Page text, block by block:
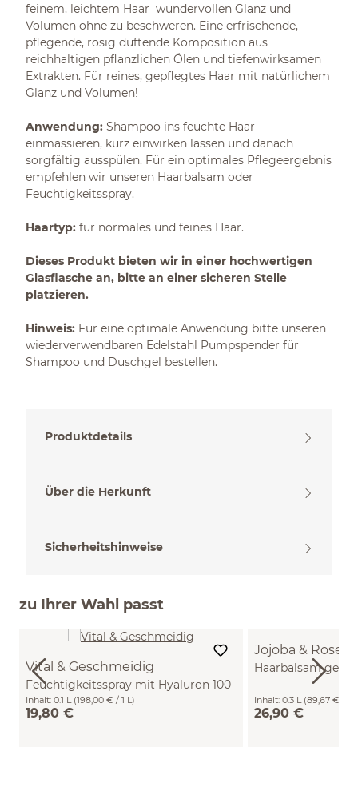
feinem, leichtem Haar wundervollen Glanz und
Volumen ohne zu beschweren. Eine erfrischende,
pflegende, rosig duftende Komposition aus
reichhaltigen pflanzlichen Ölen und tiefenwirksamen
Extrakten. Für reines, gepflegtes Haar mit natürlichem
Glanz und Volumen!
Anwendung: Shampoo ins feuchte Haar
einmassieren, kurz einwirken lassen und danach
sorgfältig ausspülen. Für ein optimales Pflegeergebnis
empfehlen wir unseren Haarbalsam oder
Feuchtigkeitsspray.
Haartyp: für normales und feines Haar.
Dieses Produkt bieten wir in einer hochwertigen
Glasflasche an, bitte an einer sicheren Stelle
platzieren.
Hinweis: Für eine optimale Anwendung bitte unseren
wiederverwendbaren Edelstahl Pumpspender für
Shampoo und Duschgel bestellen.
Produktdetails
Über die Herkunft
Sicherheitshinweise
zu Ihrer Wahl passt
Vital & Geschmeidig
Feuchtigkeitsspray mit Hyaluron 100
ml
Inhalt: 0.1 L (198,00 € / 1 L)
19,80 €
Jojoba & Rose
Haarbalsam
kämmbar 300 ml
Inhalt: 0.3 L (89,67 € / 1
26,90 €